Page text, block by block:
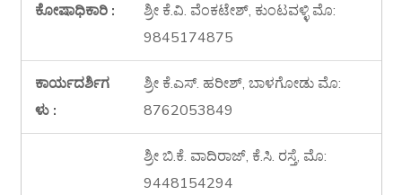
ಕೋಷಾಧಿಕಾರಿ :
ಶ್ರೀ ಕೆ.ವಿ. ವೆಂಕಟೇಶ್, ಕುಂಟವಳ್ಳಿ ಮೊ:
9845174875
ಕಾರ್ಯದರ್ಶಿಗ
ಳು :
ಶ್ರೀ ಕೆ.ಎಸ್. ಹರೀಶ್, ಬಾಳಗೋಡು ಮೊ:
8762053849
ಶ್ರೀ ಬಿ.ಕೆ. ವಾದಿರಾಜ್, ಕೆ.ಸಿ. ರಸ್ತೆ, ಮೊ:
9448154294